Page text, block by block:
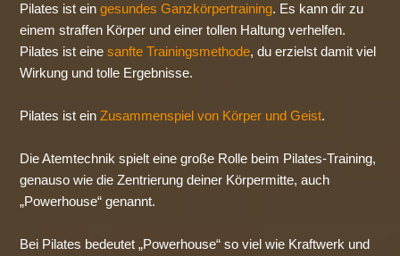
Pilates ist ein gesundes Ganzkörpertraining. Es kann dir zu
einem straffen Körper und einer tollen Haltung verhelfen.
Pilates ist eine sanfte Trainingsmethode, du erzielst damit viel
Wirkung und tolle Ergebnisse.
Pilates ist ein Zusammenspiel von Körper und Geist.
Die Atemtechnik spielt eine große Rolle beim Pilates-Training,
genauso wie die Zentrierung deiner Körpermitte, auch
„Powerhouse“ genannt.
Bei Pilates bedeutet „Powerhouse“ so viel wie Kraftwerk und